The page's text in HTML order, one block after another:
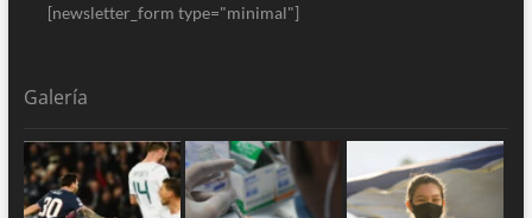
[newsletter_form type="minimal"]
Galería